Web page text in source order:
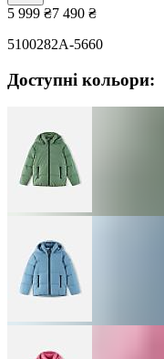
5 999 ₴7 490 ₴
5100282A-5660
Доступні кольори: